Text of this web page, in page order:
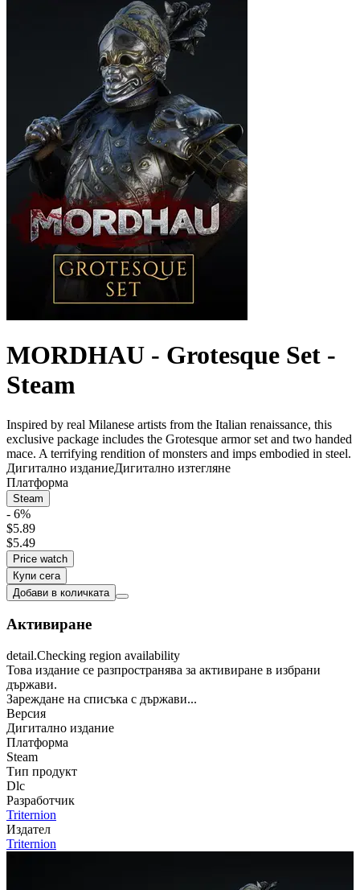
MORDHAU - Grotesque Set -
Steam
Inspired by real Milanese artists from the Italian renaissance, this
exclusive package includes the Grotesque armor set and two handed
mace. A terrifying rendition of monsters and imps embodied in steel.
Дигитално изданиеДигитално изтегляне
Платформа
Steam
- 6%
$5.89
$5.49
Price watch
Купи сега
Добави в количката
Активиране
detail.Checking region availability
Това издание се разпространява за активиране в избрани
държави.
Зареждане на списъка с държави...
Версия
Дигитално издание
Платформа
Steam
Тип продукт
Dlc
Разработчик
Triternion
Издател
Triternion